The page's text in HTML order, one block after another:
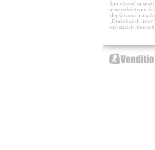
Spoločnosť sa
prostredníctvom
zlepšovania
„Dražobných
súvisiacich oboroch.